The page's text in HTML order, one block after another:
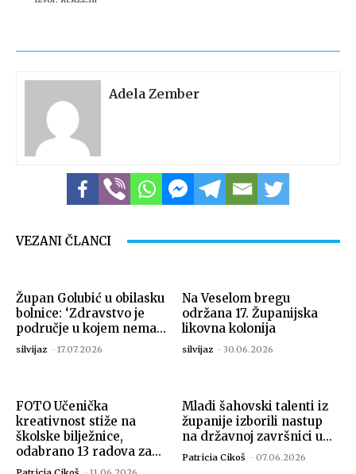
Adela Zember
VEZANI ČLANCI
Župan Golubić u obilasku
bolnice: ‘Zdravstvo je
područje u kojem nema...
silvijaz - 17.07.2026
Na Veselom bregu
održana 17. Županijska
likovna kolonija
silvijaz - 30.06.2026
FOTO Učenička
kreativnost stiže na
školske bilježnice,
odabrano 13 radova za...
Mladi šahovski talenti iz
županije izborili nastup
na državnoj završnici u...
Patricia Cikoš - 07.06.2026